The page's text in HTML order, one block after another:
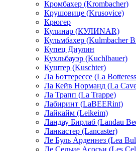
Кромбахер (Krombacher)
Крушовице (Krusovice)
Крюгер
Кулинар (КУЛИNAR)
Кульмбахер (Kulmbacher
Купец Диулин
Кухльбауэр (Kuchlbauer)
Куштер (Kuschter)
Ла Боттерессе (La
Ла Кейв Норманд (La
Ла Трапп (La Trappe)
Лабиринт (LaBEERint)
Лайкайм (Leikeim)
Ландау Бирлаб (Landau
Ланкастер (Lancaster)
Ле Буль Арденнез (Lea
Ле Сельие Асосьи (Les